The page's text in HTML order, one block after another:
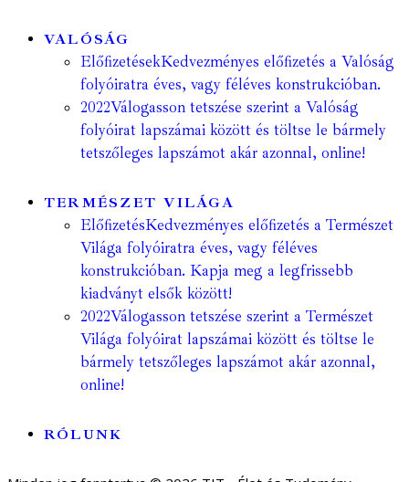
VALÓSÁG
ElőfizetésekKedvezményes előfizetés a Valóság
folyóiratra éves, vagy féléves konstrukcióban.
2022Válogasson tetszése szerint a Valóság
folyóirat lapszámai között és töltse le bármely
tetszőleges lapszámot akár azonnal, online!
TERMÉSZET VILÁGA
ElőfizetésKedvezményes előfizetés a Természet
Világa folyóiratra éves, vagy féléves
konstrukcióban. Kapja meg a legfrissebb
kiadványt elsők között!
2022Válogasson tetszése szerint a Természet
Világa folyóirat lapszámai között és töltse le
bármely tetszőleges lapszámot akár azonnal,
online!
RÓLUNK